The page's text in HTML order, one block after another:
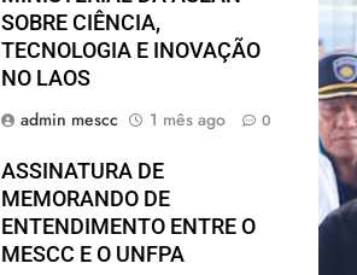
SOBRE CIÊNCIA,
TECNOLOGIA E INOVAÇÃO
NO LAOS
admin mescc
1 mês ago 0
ASSINATURA DE
MEMORANDO DE
ENTENDIMENTO ENTRE O
MESCC E O UNFPA